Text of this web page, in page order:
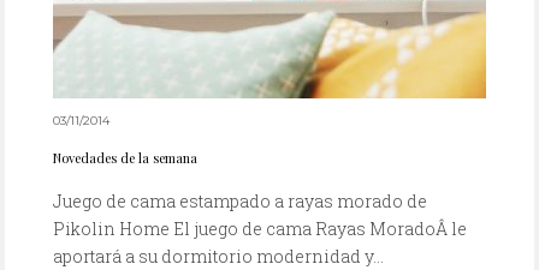
03/11/2014
Novedades de la semana
Juego de cama estampado a rayas morado de
Pikolin Home El juego de cama Rayas MoradoÂ le
aportará a su dormitorio modernidad y...